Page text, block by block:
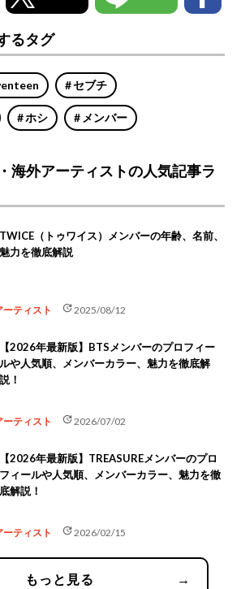
るタグ
セブチ
ホシ メンバー
海外アーティストの人気記事ラ
TWICE（トゥワイス）メンバーの年齢、名前、
魅力を徹底解説
ティスト update2025/08/12
【2026年最新版】BTSメンバーのプロフィー
ルや人気順、メンバーカラー、魅力を徹底解
説！
ティスト update2026/07/02
【2026年最新版】TREASUREメンバーのプロ
フィールや人気順、メンバーカラー、魅力を徹
底解説！
ティスト update2026/02/15
もっと見る →